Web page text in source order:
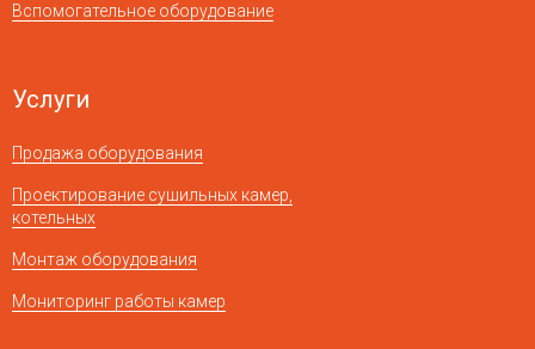
Вспомогательное оборудование
Услуги
Продажа оборудования
Проектирование сушильных камер,
котельных
Монтаж оборудования
Мониторинг работы камер